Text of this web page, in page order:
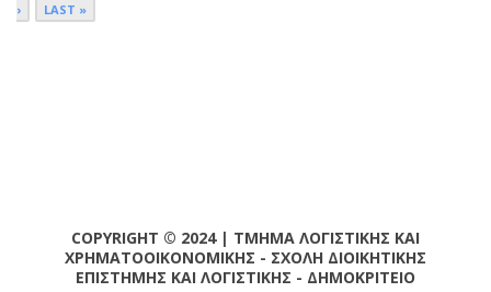
›
LAST »
COPYRIGHT © 2024 | ΤΜΗΜΑ ΛΟΓΙΣΤΙΚΗΣ ΚΑΙ
ΧΡΗΜΑΤΟΟΙΚΟΝΟΜΙΚΗΣ - ΣΧΟΛΗ ΔΙΟΙΚΗΤΙΚΗΣ
ΕΠΙΣΤΗΜΗΣ ΚΑΙ ΛΟΓΙΣΤΙΚΗΣ - ΔΗΜΟΚΡΙΤΕΙΟ